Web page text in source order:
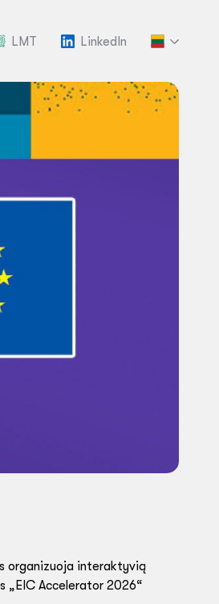
LMT LinkedIn
organizuoja interaktyvią
„EIC Accelerator 2026“